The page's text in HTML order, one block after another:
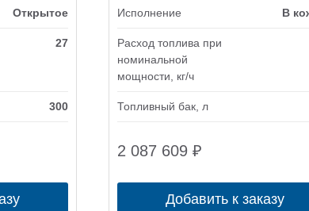
Открытое
27
300
Исполнение В
Расход топлива при
номинальной
мощности, кг/ч
Топливный бак, л
2 087 609 ₽
Добавить к заказу